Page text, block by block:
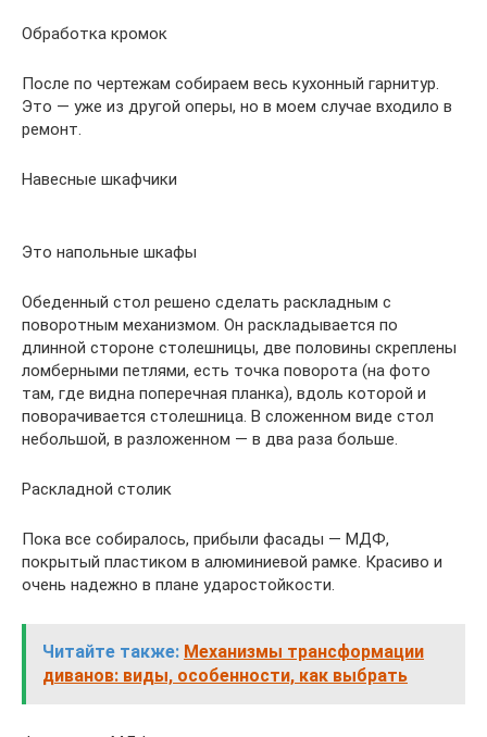
Обработка кромок
После по чертежам собираем весь кухонный гарнитур.
Это — уже из другой оперы, но в моем случае входило в
ремонт.
Навесные шкафчики
Это напольные шкафы
Обеденный стол решено сделать раскладным с
поворотным механизмом. Он раскладывается по
длинной стороне столешницы, две половины скреплены
ломберными петлями, есть точка поворота (на фото
там, где видна поперечная планка), вдоль которой и
поворачивается столешница. В сложенном виде стол
небольшой, в разложенном — в два раза больше.
Раскладной столик
Пока все собиралось, прибыли фасады — МДФ,
покрытый пластиком в алюминиевой рамке. Красиво и
очень надежно в плане ударостойкости.
Читайте также: Механизмы трансформации
диванов: виды, особенности, как выбрать